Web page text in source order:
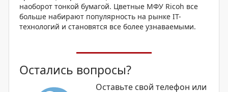
наоборот тонкой бумагой. Цветные МФУ Ricoh все
больше набирают популярность на рынке IT-
технологий и становятся все более узнаваемыми.
Остались вопросы?
Оставьте свой телефон или